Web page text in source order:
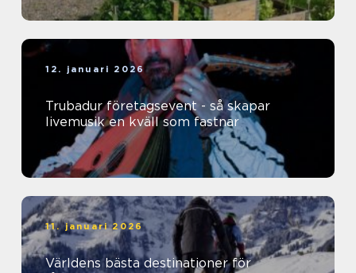
12. januari 2026
Trubadur företagsevent - så skapar
livemusik en kväll som fastnar
11. januari 2026
Världens bästa destinationer för